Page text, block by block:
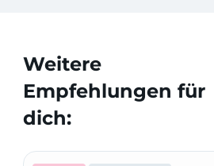
Weitere
Empfehlungen für
dich: